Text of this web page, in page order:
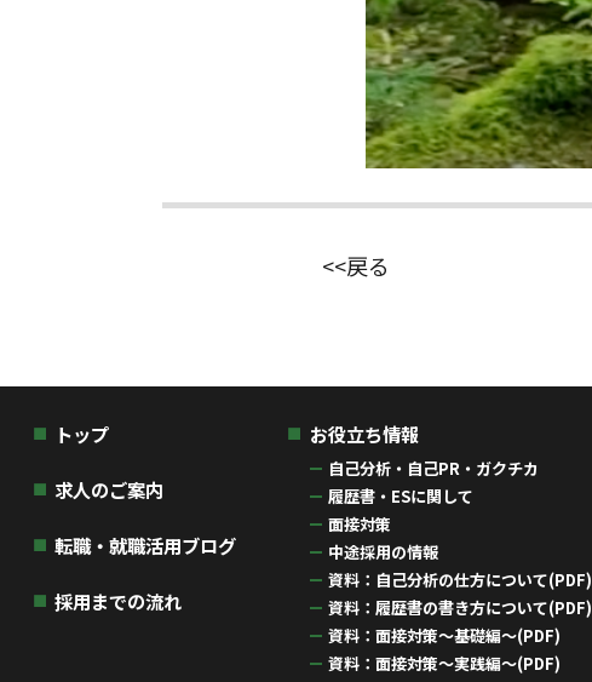
<<戻る
トップ
求人のご案内
転職・就職活用ブログ
採用までの流れ
お役立ち情報
自己分析・自己PR・ガクチカ
履歴書・ESに関して
面接対策
中途採用の情報
資料：自己分析の仕方について(PDF)
資料：履歴書の書き方について(PDF)
資料：面接対策〜基礎編〜(PDF)
資料：面接対策〜実践編〜(PDF)